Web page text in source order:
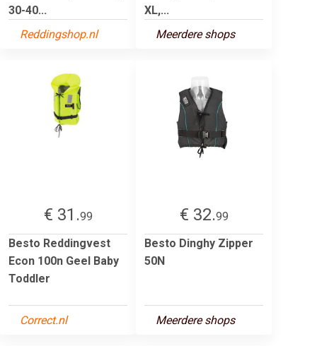
30-40...
Reddingshop.nl
XL,...
Meerdere shops
€ 31.99
Besto Reddingvest
Econ 100n Geel Baby
Toddler
Correct.nl
€ 32.99
Besto Dinghy Zipper
50N
Meerdere shops